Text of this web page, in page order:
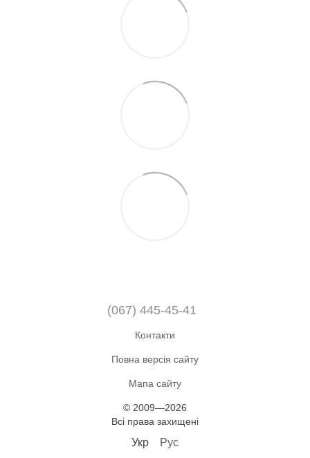
(067) 445-45-41
Контакти
Повна версія сайту
Мапа сайту
© 2009—2026
Всі права захищені
Укр Рус